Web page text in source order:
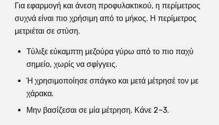
Για εφαρμογή και άνεση προφυλακτικού, η περίμετρος
συχνά είναι πιο χρήσιμη από το μήκος. Η περίμετρος
μετριέται σε στύση.
Τύλιξε εύκαμπτη μεζούρα γύρω από το πιο παχύ
σημείο, χωρίς να σφίγγεις.
Ή χρησιμοποίησε σπάγκο και μετά μέτρησέ τον με
χάρακα.
Μην βασίζεσαι σε μία μέτρηση. Κάνε 2–3.